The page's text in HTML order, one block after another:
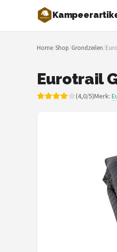
Zoeken
NAVIGATIE
Merken
Home/Shop/Grondzeilen/
Eurotrail
(4,0/5)Merk: